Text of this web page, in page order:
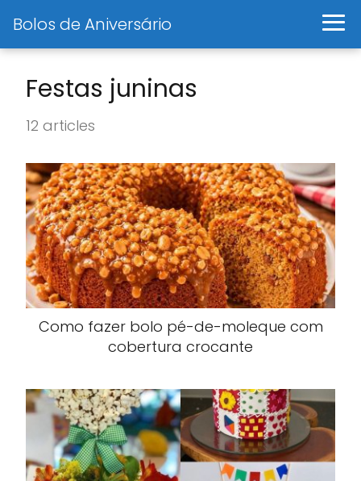
Bolos de Aniversário
Festas juninas
12 articles
Como fazer bolo pé-de-moleque com
cobertura crocante